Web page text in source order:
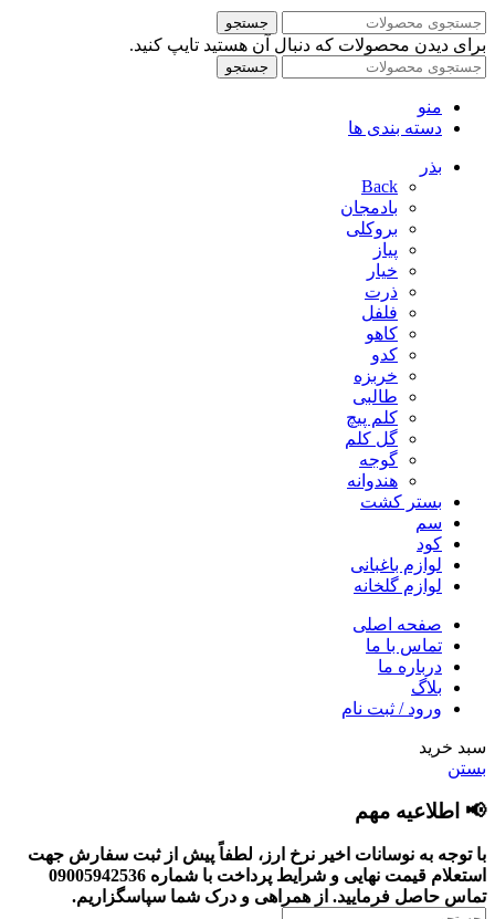
جستجو
برای دیدن محصولات که دنبال آن هستید تایپ کنید.
جستجو
منو
دسته بندی ها
بذر
Back
بادمجان
بروکلی
پیاز
خیار
ذرت
فلفل
کاهو
کدو
خربزه
طالبی
کلم پیچ
گل کلم
گوجه
هندوانه
بستر کشت
سم
کود
لوازم باغبانی
لوازم گلخانه
صفحه اصلی
تماس با ما
درباره ما
بلاگ
ورود / ثبت نام
سبد خرید
بستن
📢 اطلاعیه مهم
با توجه به نوسانات اخیر نرخ ارز، لطفاً پیش از ثبت سفارش جهت
استعلام قیمت نهایی و شرایط پرداخت با شماره 09005942536
تماس حاصل فرمایید. از همراهی و درک شما سپاسگزاریم.